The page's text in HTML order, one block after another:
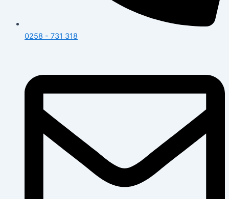
0258 - 731 318